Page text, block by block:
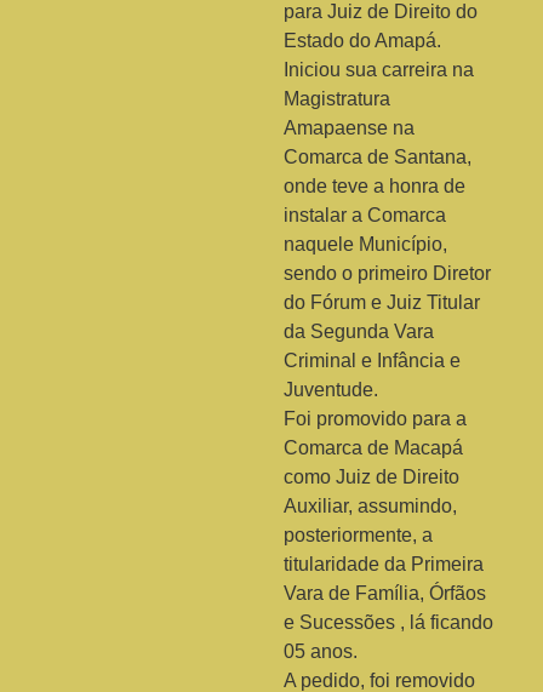
para Juiz de Direito do
Estado do Amapá.
Iniciou sua carreira na
Magistratura
Amapaense na
Comarca de Santana,
onde teve a honra de
instalar a Comarca
naquele Município,
sendo o primeiro Diretor
do Fórum e Juiz Titular
da Segunda Vara
Criminal e Infância e
Juventude.
Foi promovido para a
Comarca de Macapá
como Juiz de Direito
Auxiliar, assumindo,
posteriormente, a
titularidade da Primeira
Vara de Família, Órfãos
e Sucessões , lá ficando
05 anos.
A pedido, foi removido